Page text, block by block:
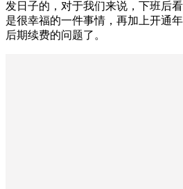
发日子的，对于我们来说，下班后
是很幸福的一件事情，再加上开通
后期续费的问题了。